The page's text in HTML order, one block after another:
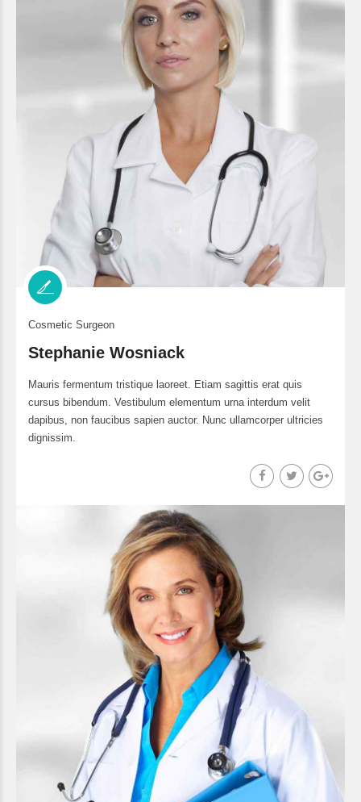
Cosmetic Surgeon
Stephanie Wosniack
Mauris fermentum tristique laoreet. Etiam sagittis erat quis
cursus bibendum. Vestibulum elementum urna interdum velit
dapibus, non faucibus sapien auctor. Nunc ullamcorper ultricies
dignissim.